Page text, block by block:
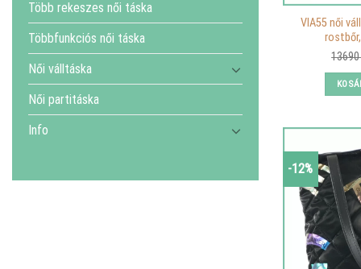
Több rekeszes női táska
Többfunkciós női táska
Női válltáska
Női partitáska
Info
VIA55 női
-12%